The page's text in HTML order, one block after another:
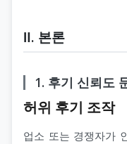
Ⅱ. 본론
1. 후기 신뢰도
허위 후기 조작
업소 또는 경쟁자가